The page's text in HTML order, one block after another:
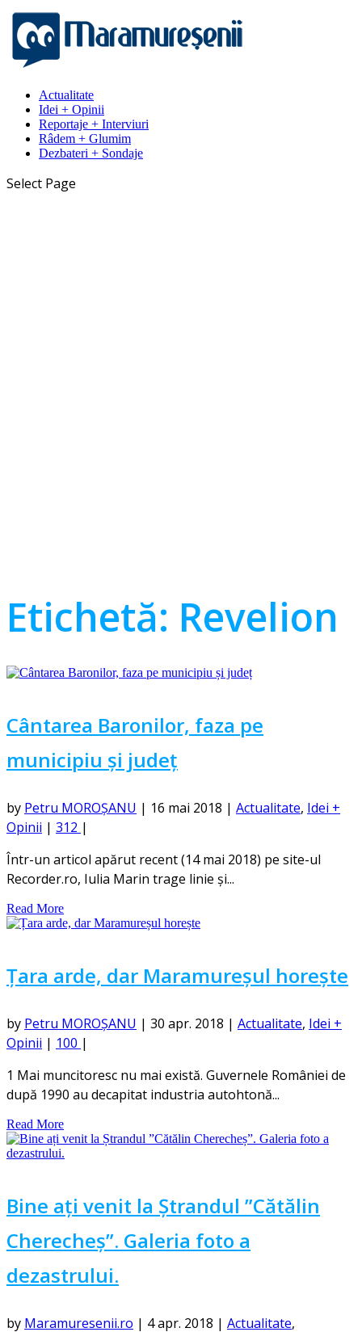
Actualitate
Idei + Opinii
Reportaje + Interviuri
Râdem + Glumim
Dezbateri + Sondaje
Select Page
Etichetă: Revelion
Cântarea Baronilor, faza pe
municipiu și județ
by Petru MOROȘANU | 16 mai 2018 | Actualitate, Idei +
Opinii | 312 |
Într-un articol apărut recent (14 mai 2018) pe site-ul
Recorder.ro, Iulia Marin trage linie și...
Read More
Țara arde, dar Maramureșul horește
by Petru MOROȘANU | 30 apr. 2018 | Actualitate, Idei +
Opinii | 100 |
1 Mai muncitoresc nu mai există. Guvernele României de
după 1990 au decapitat industria autohtonă...
Read More
Bine ați venit la Ștrandul ”Cătălin
Cherecheș”. Galeria foto a
dezastrului.
by Maramuresenii.ro | 4 apr. 2018 | Actualitate,